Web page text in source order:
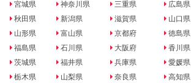
宮城県
秋田県
山形県
福島県
茨城県
栃木県
神奈川県
新潟県
富山県
石川県
福井県
山梨県
三重県
滋賀県
京都府
大阪府
兵庫県
奈良県
広島県
山口県
徳島県
香川県
愛媛県
高知県